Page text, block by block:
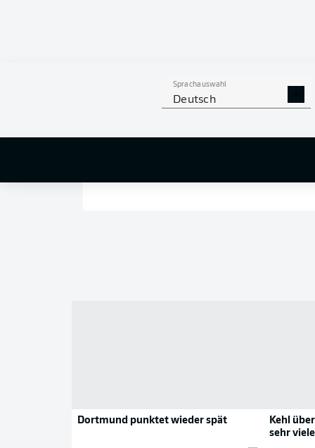
Sprachauswahl
Deutsch
Dortmund punktet wieder spät
Kehl
sehr